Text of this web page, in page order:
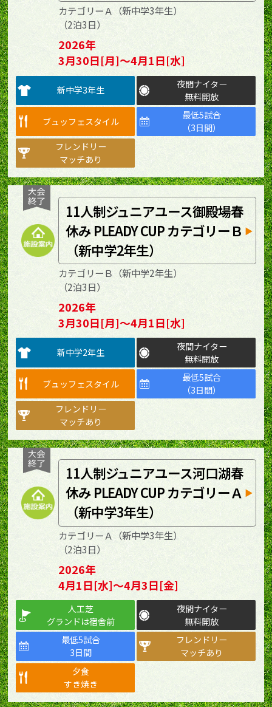
カテゴリーＡ（新中学3年生）
（2泊3日）
2026年
3月30日[月]～4月1日[水]
新中学3年生
夜間ナイター
無料開放
ブュッフェスタイル
最低5試合
（3日間）
フレンドリー
マッチあり
11人制ジュニアユース御殿場春
休み PLEADY CUP カテゴリーＢ
（新中学2年生）
カテゴリーＢ（新中学2年生）
（2泊3日）
2026年
3月30日[月]～4月1日[水]
新中学2年生
夜間ナイター
無料開放
ブュッフェスタイル
最低5試合
（3日間）
フレンドリー
マッチあり
11人制ジュニアユース河口湖春
休み PLEADY CUP カテゴリーＡ
（新中学3年生）
カテゴリーＡ（新中学3年生）
（2泊3日）
2026年
4月1日[水]～4月3日[金]
人工芝
グランドは宿舎前
夜間ナイター
無料開放
最低5試合
3日間
フレンドリー
マッチあり
夕食
すき焼き